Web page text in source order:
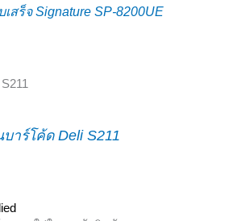
สร็จ Signature SP-8200UE
าร์โค้ด Deli S211